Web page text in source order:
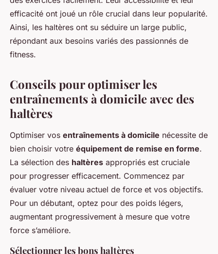
efficacité ont joué un rôle crucial dans leur popularité.
Ainsi, les haltères ont su séduire un large public,
répondant aux besoins variés des passionnés de
fitness.
Conseils pour optimiser les
entraînements à domicile avec des
haltères
Optimiser vos entraînements à domicile nécessite de
bien choisir votre équipement de remise en forme.
La sélection des haltères appropriés est cruciale
pour progresser efficacement. Commencez par
évaluer votre niveau actuel de force et vos objectifs.
Pour un débutant, optez pour des poids légers,
augmentant progressivement à mesure que votre
force s’améliore.
Sélectionner les bons haltères